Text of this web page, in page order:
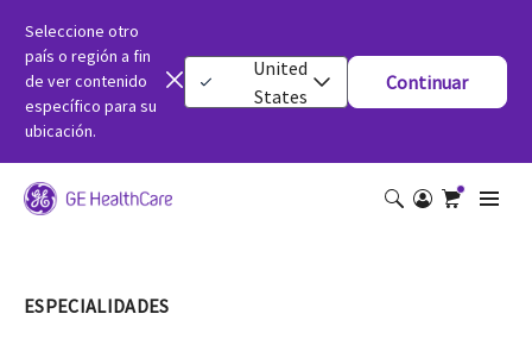
Seleccione otro
país o región a fin
de ver contenido
específico para su
ubicación.
United
States
Continuar
ESPECIALIDADES